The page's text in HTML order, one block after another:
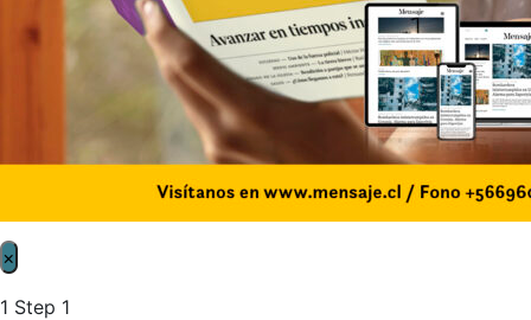
×
1 Step 1